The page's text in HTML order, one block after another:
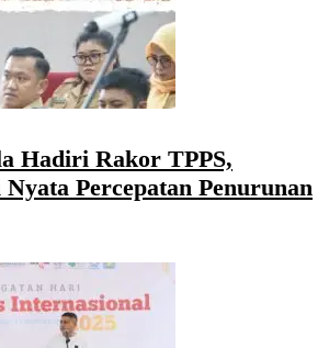
Hadiri Rakor TPPS,
Percepatan Penurunan